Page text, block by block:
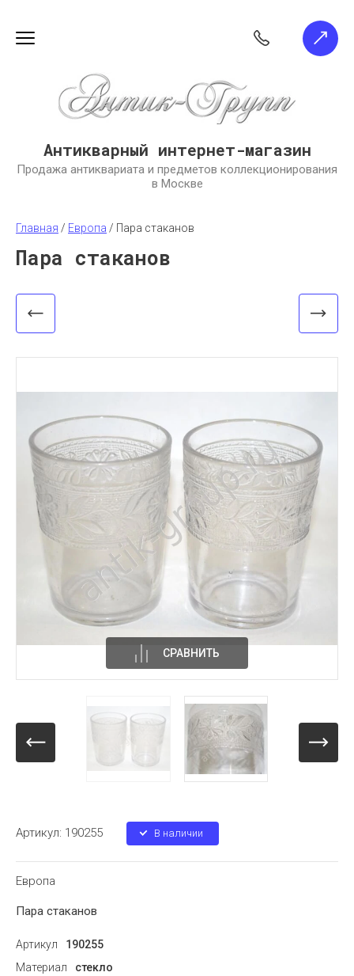
Антикварный интернет-магазин
Продажа антиквариата и предметов коллекционирования
в Москве
Главная / Европа / Пара стаканов
Пара стаканов
СРАВНИТЬ
Артикул: 190255 В наличии
Европа
Пара стаканов
Артикул
190255
Материал
стекло